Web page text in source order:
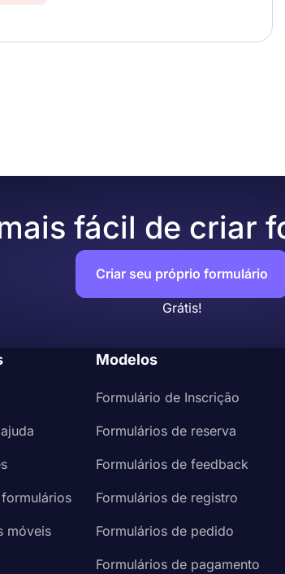
fácil de criar
Criar seu próprio formulário
Grátis!
móveis
Modelos
Formulário de Inscrição
Formulários de reserva
Formulários de feedback
Formulários de registro
Formulários de pedido
Formulários de pagamento